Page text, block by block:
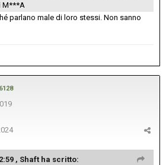
M***A
parlano male di loro stessi. Non sanno
6128
, Shaft ha scritto: